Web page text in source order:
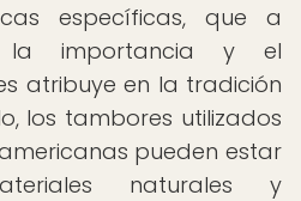
específicas, que a
la importancia y el
atribuye en la tradición
los tambores utilizados
pueden estar
naturales y